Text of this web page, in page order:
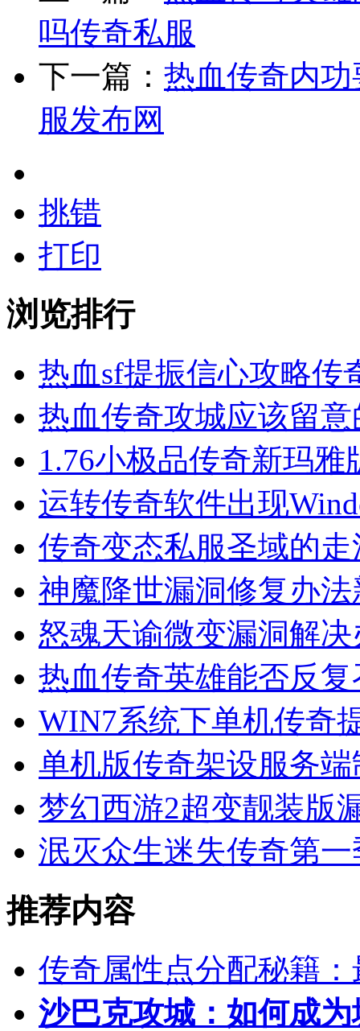
吗传奇私服
下一篇： 热血传奇内
服发布网
挑错
打印
浏览排行
热血sf提振信心攻略传
热血传奇攻城应该留
1.76小极品传奇新玛
运转传奇软件出现
传奇变态私服圣域的
神魔降世漏洞修复办
怒魂天谕微变漏洞解
热血传奇英雄能否反
WIN7系统下单机传奇
单机版传奇架设服务
梦幻西游2超变靓装版
泯灭众生迷失传奇第
推荐内容
传奇属性点分配秘籍
沙巴克攻城：如何成为